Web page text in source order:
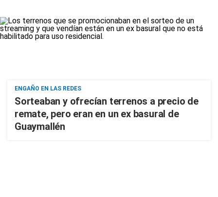
ENGAÑO EN LAS REDES
Sorteaban y ofrecían terrenos a precio de
remate, pero eran en un ex basural de
Guaymallén